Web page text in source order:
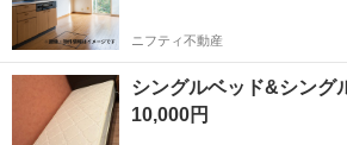
ニフティ不動産
シングルベッド&シング
10,000円